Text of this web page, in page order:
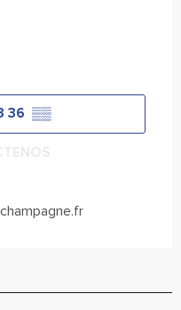
36 ▒▒